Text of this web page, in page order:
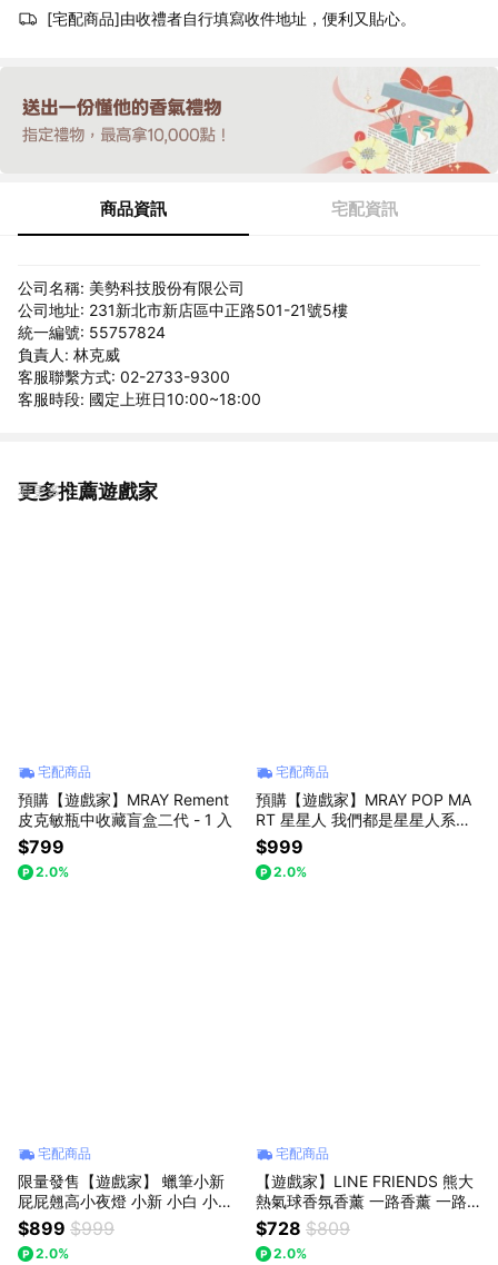
[宅配商品]由收禮者自行填寫收件地址，便利又貼心。
商品資訊 宅配資訊
公司名稱: 美勢科技股份有限公司
公司地址: 231新北市新店區中正路501-21號5樓
統一編號: 55757824
負責人: 林克威
客服聯繫方式: 02-2733-9300
客服時段: 國定上班日10:00~18:00
更多推薦遊戲家
看更多
宅配商品
預購【遊戲家】MRAY Rement
皮克敏瓶中收藏盲盒二代 - 1 入
$799
2.0%
宅配商品
預購【遊戲家】MRAY POP MA
RT 星星人 我們都是星星人系列
盲盒
$999
2.0%
宅配商品
限量發售【遊戲家】 蠟筆小新
屁屁翹高小夜燈 小新 小白 小夜
燈 蠟筆小新小夜燈 3D床頭燈 -
蠟筆小新
$899 $999
2.0%
宅配商品
【遊戲家】LINE FRIENDS 熊大
熱氣球香氛香薰 一路香薰 一路
相伴香氛 UG
$728 $809
2.0%